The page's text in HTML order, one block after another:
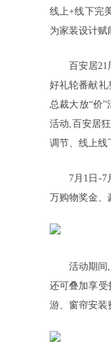
线上+线下完
为家装设计赋
百安居
好礼轮番献礼
总裁大放“价
活动,百安居
调节、线上线
7月1日-7
万购物奖金、
活动期间
还可叠加享受
游、窗帘安装